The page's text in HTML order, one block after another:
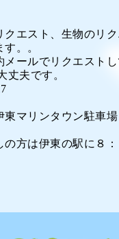
クエスト、生物のリ
。。
メールでリクエストし
丈夫です。
東マリンタウン駐車
の方は伊東の駅に８